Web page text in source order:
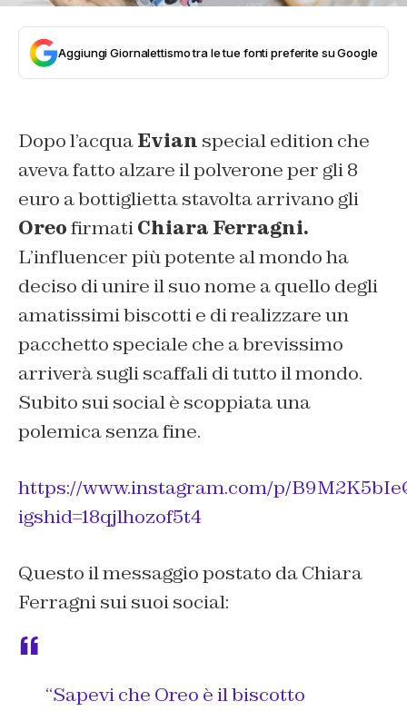
Aggiungi Giornalettismo tra le tue fonti preferite su Google
Dopo l’acquaEvian special edition che
aveva fatto alzare il polverone per gli 8
euro a bottiglietta stavolta arrivano gli
OreofirmatiChiara Ferragni.
L’influencer più potente al mondo ha
deciso di unire il suo nome a quello degli
amatissimi biscotti e di realizzare un
pacchetto speciale che a brevissimo
arriverà sugli scaffali di tutto il mondo.
Subito sui social è scoppiata una
polemica senza fine.
https://www.instagram.com/p/
igshid=18qjlhozof5t4
Questo il messaggio postato da Chiara
Ferragni sui suoi social:
“Sapevi che Oreo è il biscotto